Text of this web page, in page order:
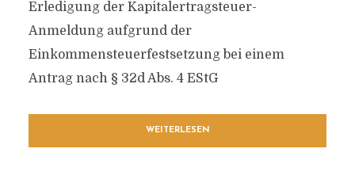
Erledigung der Kapitalertragsteuer-
Anmeldung aufgrund der
Einkommensteuerfestsetzung bei einem
Antrag nach § 32d Abs. 4 EStG
WEITERLESEN